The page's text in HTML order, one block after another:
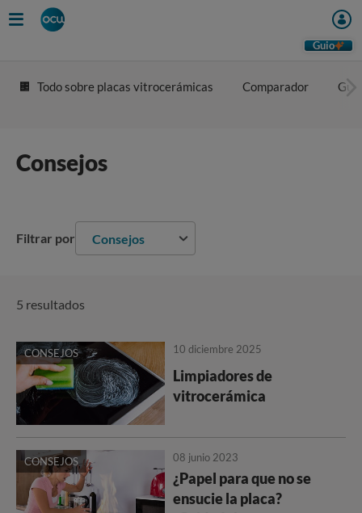
Guio
Todo sobre placas vitrocerámicas Comparador
Consejos
Filtrar por Consejos
5 resultados
CONSEJOS 10 diciembre 2025
Limpiadores de
vitrocerámica
CONSEJOS 08 junio 2023
¿Papel para que no se
ensucie la placa?